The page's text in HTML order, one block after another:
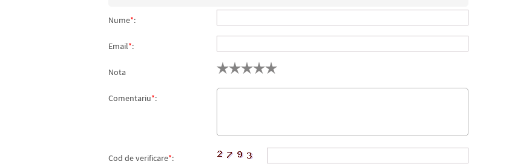
Nume*:
Email*:
Nota
Comentariu*:
Cod de verificare*: